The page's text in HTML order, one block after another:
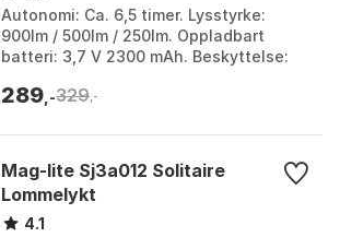
Autonomi: Ca. 6,5 timer. Lysstyrke:
900lm / 500lm / 250lm. Oppladbart
batteri: 3,7 V 2300 mAh. Beskyttelse:
yellow. Størrels...
289 ,-329,-
Mag-lite Sj3a012 Solitaire
Lommelykt
4.1